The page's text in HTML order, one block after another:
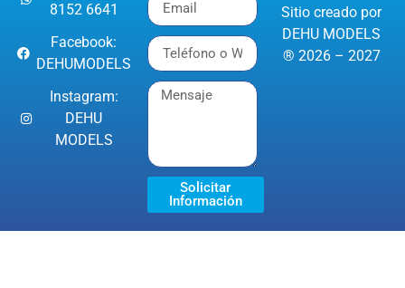
8152 6641
Facebook:
DEHUMODELS
Instagram:
DEHU
MODELS
Solicitar
Información
Sitio creado por
DEHU MODELS
® 2026 – 2027